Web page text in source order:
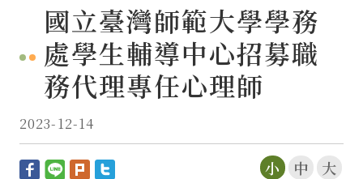
國立臺灣師範大學學務
處學生輔導中心招募職
務代理專任心理師
2023-12-14
小 中 大